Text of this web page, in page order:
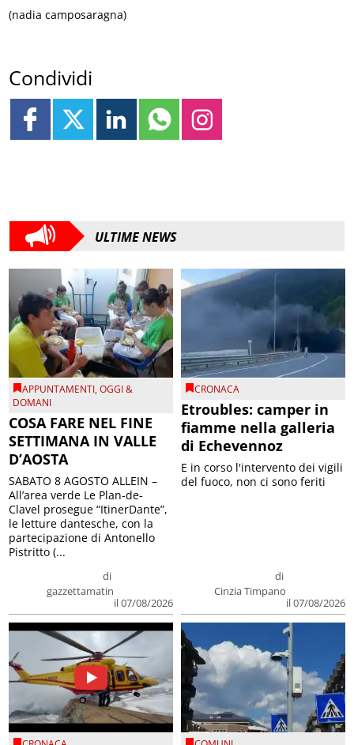
(nadia camposaragna)
Condividi
ULTIME NEWS
APPUNTAMENTI,OGGI &
DOMANI
COSA FARE NEL FINE
SETTIMANA IN VALLE
D’AOSTA
di
gazzettamatin
il 07/08/2026
SABATO 8 AGOSTO ALLEIN –
All’area verde Le Plan-de-
Clavel prosegue “ItinerDante”,
le letture dantesche, con la
partecipazione di Antonello
Pistritto (...
CRONACA
Etroubles: camper in
fiamme nella galleria
di Echevennoz
di
Cinzia Timpano
il 07/08/2026
E in corso l'intervento dei vigili
del fuoco, non ci sono feriti